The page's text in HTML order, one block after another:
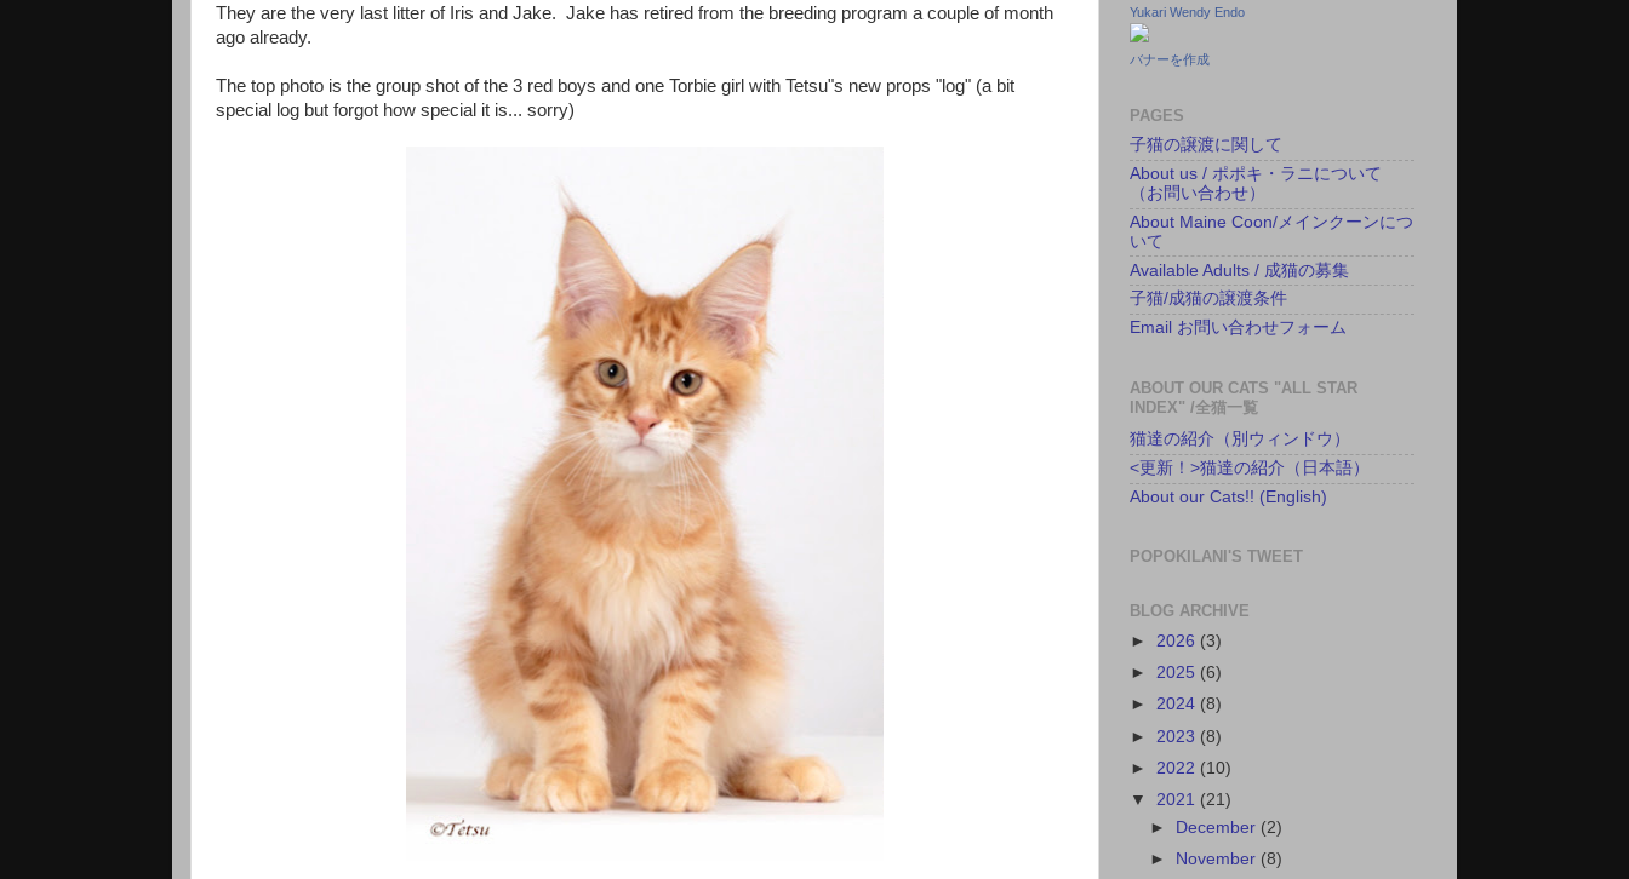
They are the very last litter of Iris and Jake. Jake has retired from the breeding program a couple of month
ago already.
The top photo is the group shot of the 3 red boys and one Torbie girl with Tetsu"s new props "log" (a bit
special log but forgot how special it is... sorry)
Yukari Wendy Endo
バナーを作成
PAGES
子猫の譲渡に関して
About us / ポポキ・ラニについて
（お問い合わせ）
About Maine Coon/メインクーンにつ
いて
Available Adults / 成猫の募集
子猫/成猫の譲渡条件
Email お問い合わせフォーム
ABOUT OUR CATS "ALL STAR
INDEX" /全猫一覧
猫達の紹介（別ウィンドウ）
<更新！>猫達の紹介（日本語）
About our Cats!! (English)
POPOKILANI'S TWEET
BLOG ARCHIVE
► 2026 (3)
► 2025 (6)
► 2024 (8)
► 2023 (8)
► 2022 (10)
▼ 2021 (21)
► December (2)
► November (8)